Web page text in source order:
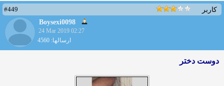
کاربر
#449
Boysexi0098
24 Mar 2019 02:27
ارسالها: 4560
دوست دختر